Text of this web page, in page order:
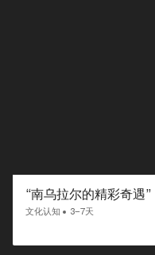
“南乌拉尔的精彩奇遇”
文化认知 3–7天